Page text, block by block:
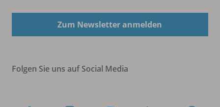
Zum Newsletter anmelden
Folgen Sie uns auf Social Media